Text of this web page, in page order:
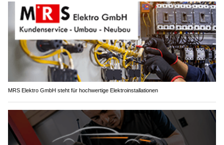
MRS Elektro GmbH steht für hochwertige Elektroinstallationen